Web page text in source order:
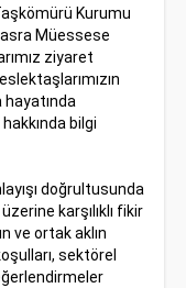
Kurumu
Müessese
ziyaret
bilgi
doğrultusunda
karşılıklı fikir
ve ortak aklın
sektörel